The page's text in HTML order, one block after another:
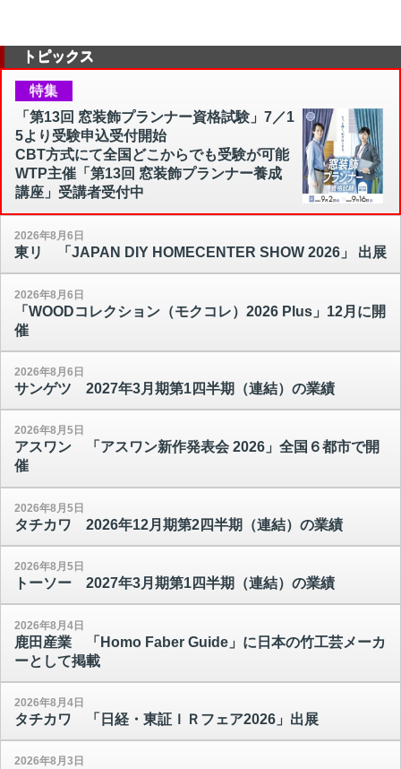
トピックス
特集
「第13回 窓装飾プランナー資格試験」7／1
5より受験申込受付開始
CBT方式にて全国どこからでも受験が可能
WTP主催「第13回 窓装飾プランナー養成
講座」受講者受付中
2026年8月6日
東リ 「JAPAN DIY HOMECENTER SHOW 2026」 出展
2026年8月6日
「WOODコレクション（モクコレ）2026 Plus」12月に開
催
2026年8月6日
サンゲツ 2027年3月期第1四半期（連結）の業績
2026年8月5日
アスワン 「アスワン新作発表会 2026」全国６都市で開
催
2026年8月5日
タチカワ 2026年12月期第2四半期（連結）の業績
2026年8月5日
トーソー 2027年3月期第1四半期（連結）の業績
2026年8月4日
鹿田産業 「Homo Faber Guide」に日本の竹工芸メーカ
ーとして掲載
2026年8月4日
タチカワ 「日経・東証ＩＲフェア2026」出展
2026年8月3日